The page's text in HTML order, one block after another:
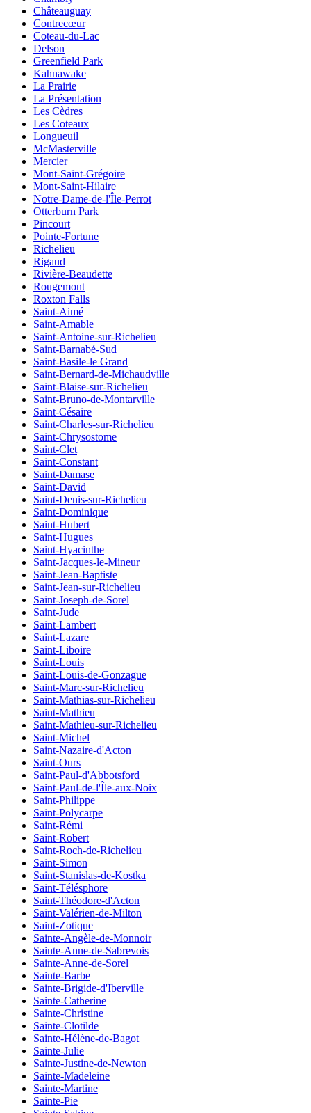
Châteauguay
Contrecœur
Coteau-du-Lac
Delson
Greenfield Park
Kahnawake
La Prairie
La Présentation
Les Cèdres
Les Coteaux
Longueuil
McMasterville
Mercier
Mont-Saint-Grégoire
Mont-Saint-Hilaire
Notre-Dame-de-l'Île-Perrot
Otterburn Park
Pincourt
Pointe-Fortune
Richelieu
Rigaud
Rivière-Beaudette
Rougemont
Roxton Falls
Saint-Aimé
Saint-Amable
Saint-Antoine-sur-Richelieu
Saint-Barnabé-Sud
Saint-Basile-le Grand
Saint-Bernard-de-Michaudville
Saint-Blaise-sur-Richelieu
Saint-Bruno-de-Montarville
Saint-Césaire
Saint-Charles-sur-Richelieu
Saint-Chrysostome
Saint-Clet
Saint-Constant
Saint-Damase
Saint-David
Saint-Denis-sur-Richelieu
Saint-Dominique
Saint-Hubert
Saint-Hugues
Saint-Hyacinthe
Saint-Jacques-le-Mineur
Saint-Jean-Baptiste
Saint-Jean-sur-Richelieu
Saint-Joseph-de-Sorel
Saint-Jude
Saint-Lambert
Saint-Lazare
Saint-Liboire
Saint-Louis
Saint-Louis-de-Gonzague
Saint-Marc-sur-Richelieu
Saint-Mathias-sur-Richelieu
Saint-Mathieu
Saint-Mathieu-sur-Richelieu
Saint-Michel
Saint-Nazaire-d'Acton
Saint-Ours
Saint-Paul-d'Abbotsford
Saint-Paul-de-l'Île-aux-Noix
Saint-Philippe
Saint-Polycarpe
Saint-Rémi
Saint-Robert
Saint-Roch-de-Richelieu
Saint-Simon
Saint-Stanislas-de-Kostka
Saint-Télésphore
Saint-Théodore-d'Acton
Saint-Valérien-de-Milton
Saint-Zotique
Sainte-Angèle-de-Monnoir
Sainte-Anne-de-Sabrevois
Sainte-Anne-de-Sorel
Sainte-Barbe
Sainte-Brigide-d'Iberville
Sainte-Catherine
Sainte-Christine
Sainte-Clotilde
Sainte-Hélène-de-Bagot
Sainte-Julie
Sainte-Justine-de-Newton
Sainte-Madeleine
Sainte-Martine
Sainte-Pie